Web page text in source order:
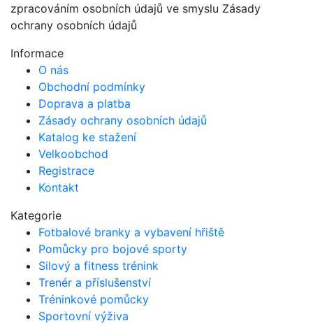
zpracováním osobních údajů ve smyslu Zásady
ochrany osobních údajů
Informace
O nás
Obchodní podmínky
Doprava a platba
Zásady ochrany osobních údajů
Katalog ke stažení
Velkoobchod
Registrace
Kontakt
Kategorie
Fotbalové branky a vybavení hřiště
Pomůcky pro bojové sporty
Silový a fitness trénink
Trenér a příslušenství
Tréninkové pomůcky
Sportovní výživa